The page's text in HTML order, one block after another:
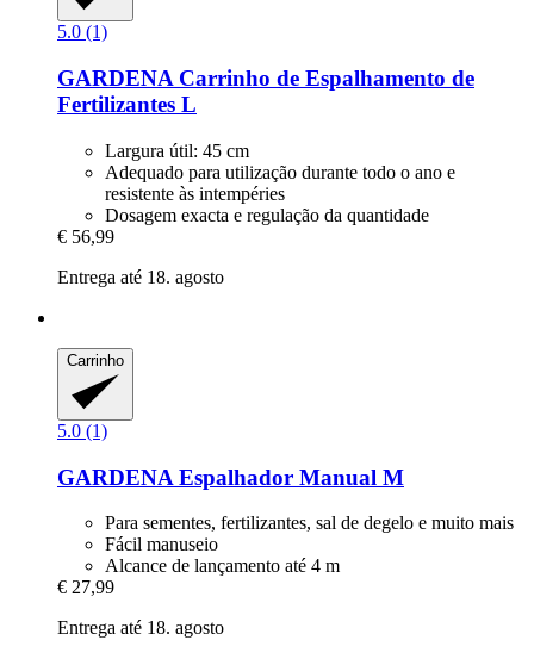
5.0 (1)
GARDENA Carrinho de Espalhamento de
Fertilizantes L
Largura útil: 45 cm
Adequado para utilização durante todo o ano e
resistente às intempéries
Dosagem exacta e regulação da quantidade
€ 56,99
Entrega até 18. agosto
Carrinho
5.0 (1)
GARDENA Espalhador Manual M
Para sementes, fertilizantes, sal de degelo e muito mais
Fácil manuseio
Alcance de lançamento até 4 m
€ 27,99
Entrega até 18. agosto